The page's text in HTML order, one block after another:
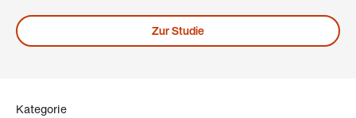
Zur Studie
Kategorie